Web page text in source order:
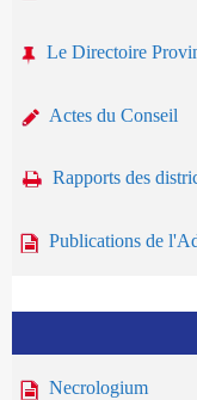
Le Directoire
Actes du Conseil
Rapports des
Publications de
Necrologium